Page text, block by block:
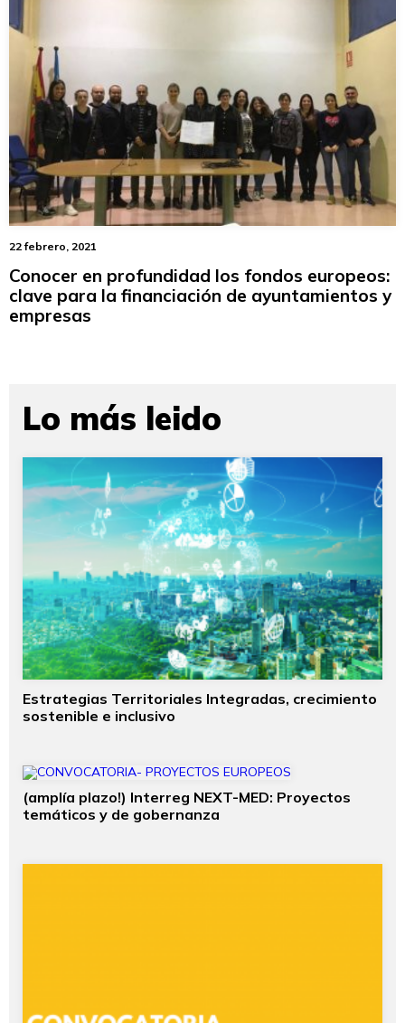
22 febrero, 2021
Conocer en profundidad los fondos europeos:
clave para la financiación de ayuntamientos y
empresas
Lo más leido
Estrategias Territoriales Integradas, crecimiento
sostenible e inclusivo
(amplía plazo!) Interreg NEXT-MED: Proyectos
temáticos y de gobernanza